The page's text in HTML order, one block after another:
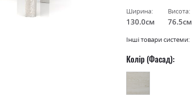
Ширина:
130.0см
Висота:
76.5см
Інші товари системи:
Колір (Фасад):